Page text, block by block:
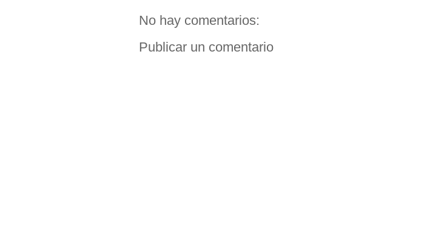
No hay comentarios:
Publicar un comentario